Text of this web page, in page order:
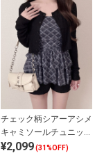
チェック柄シアーアシメ
キャミソールチュニック
×リブカーディガンアン
¥2,099(31%OFF)